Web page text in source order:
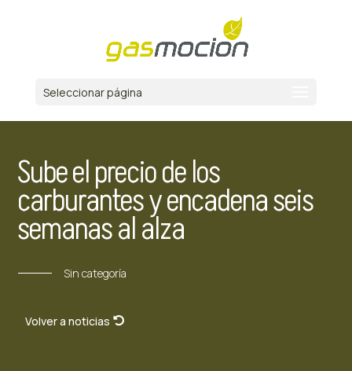
Seleccionar página
Sube el precio de los
carburantes y encadena seis
semanas al alza
Sin categoría
Volver a noticias